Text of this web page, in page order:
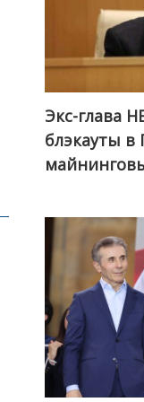
Экс-глава
блэкауты в